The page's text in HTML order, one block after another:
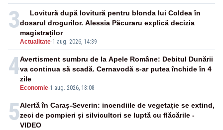
3
Actualitate-1 aug. 2026, 14:39
Lovitură după lovitură pentru blonda lui Coldea în
dosarul drogurilor. Alessia Păcuraru explică decizia
magistraților
4
Economie-1 aug. 2026, 18:08
Avertisment sumbru de la Apele Române: Debitul Dunării
va continua să scadă. Cernavodă s-ar putea închide în 4
zile
5Alertă în Caraș-Severin: incendiile de vegetație se extind,
zeci de pompieri și silvicultori se luptă cu flăcările -
VIDEO